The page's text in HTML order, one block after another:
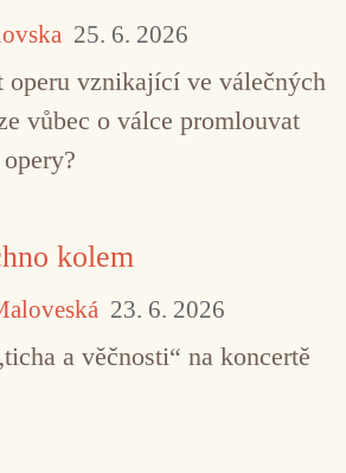
25. 6. 2026
operu vznikající ve válečných
vůbec o válce promlouvat
kolem
23. 6. 2026
a věčnosti“ na koncertě